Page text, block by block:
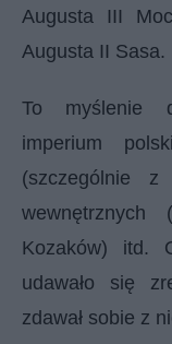
Augusta III
Augusta II Sasa.
To myślenie
imperium
(szczególnie
wewnętrznych
Kozaków) itd.
udawało się
zdawał sobie z